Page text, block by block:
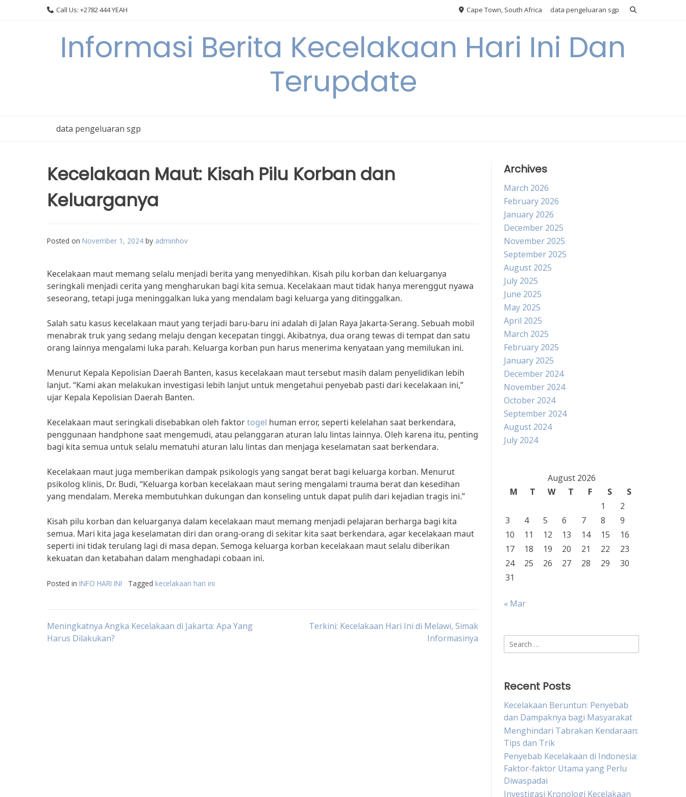
Call Us: +2782 444 YEAH Cape Town, South Africa data pengeluaran sgp
Informasi Berita Kecelakaan Hari Ini Dan
Terupdate
data pengeluaran sgp
Kecelakaan Maut: Kisah Pilu Korban dan
Keluarganya
Posted on November 1, 2024 by adminhov
Kecelakaan maut memang selalu menjadi berita yang menyedihkan. Kisah pilu korban dan keluarganya
seringkali menjadi cerita yang mengharukan bagi kita semua. Kecelakaan maut tidak hanya merenggut nyawa
seseorang, tetapi juga meninggalkan luka yang mendalam bagi keluarga yang ditinggalkan.
Salah satu kasus kecelakaan maut yang terjadi baru-baru ini adalah di Jalan Raya Jakarta-Serang. Sebuah mobil
menabrak truk yang sedang melaju dengan kecepatan tinggi. Akibatnya, dua orang tewas di tempat dan satu
orang lainnya mengalami luka parah. Keluarga korban pun harus menerima kenyataan yang memilukan ini.
Menurut Kepala Kepolisian Daerah Banten, kasus kecelakaan maut tersebut masih dalam penyelidikan lebih
lanjut. “Kami akan melakukan investigasi lebih lanjut untuk mengetahui penyebab pasti dari kecelakaan ini,”
ujar Kepala Kepolisian Daerah Banten.
Kecelakaan maut seringkali disebabkan oleh faktortogel human error, seperti kelelahan saat berkendara,
penggunaan handphone saat mengemudi, atau pelanggaran aturan lalu lintas lainnya. Oleh karena itu, penting
bagi kita semua untuk selalu mematuhi aturan lalu lintas dan menjaga keselamatan saat berkendara.
Kecelakaan maut juga memberikan dampak psikologis yang sangat berat bagi keluarga korban. Menurut
psikolog klinis, Dr. Budi, “Keluarga korban kecelakaan maut sering mengalami trauma berat dan kesedihan
yang mendalam. Mereka membutuhkan dukungan dan konseling untuk dapat pulih dari kejadian tragis ini.”
Kisah pilu korban dan keluarganya dalam kecelakaan maut memang menjadi pelajaran berharga bagi kita
semua. Mari kita jaga keselamatan diri dan orang-orang di sekitar kita saat berkendara, agar kecelakaan maut
seperti ini tidak terulang lagi di masa depan. Semoga keluarga korban kecelakaan maut selalu diberikan
kekuatan dan ketabahan dalam menghadapi cobaan ini.
Posted in INFO HARI INI Tagged kecelakaan hari ini
Post
Meningkatnya Angka Kecelakaan di Jakarta: Apa Yang
Harus Dilakukan?
Terkini: Kecelakaan Hari Ini di Melawi, Simak
Informasinya
Archives
March 2026
February 2026
January 2026
December 2025
November 2025
September 2025
August 2025
July 2025
June 2025
May 2025
April 2025
March 2025
February 2025
January 2025
December 2024
November 2024
October 2024
September 2024
August 2024
July 2024
August 2026
M
T W T F S
S
1
2
3
4 5 6 7 8
9
10
11 12 13 14 15
16
17
18 19 20 21 22
23
24
25 26 27 28 29
30
31
« Mar
Search
for:
Recent Posts
Kecelakaan Beruntun: Penyebab
dan Dampaknya bagi Masyarakat
Menghindari Tabrakan Kendaraan:
Tips dan Trik
Penyebab Kecelakaan di Indonesia:
Faktor-faktor Utama yang Perlu
Diwaspadai
Investigasi Kronologi Kecelakaan